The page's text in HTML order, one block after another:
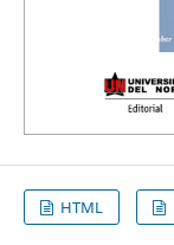
HTML